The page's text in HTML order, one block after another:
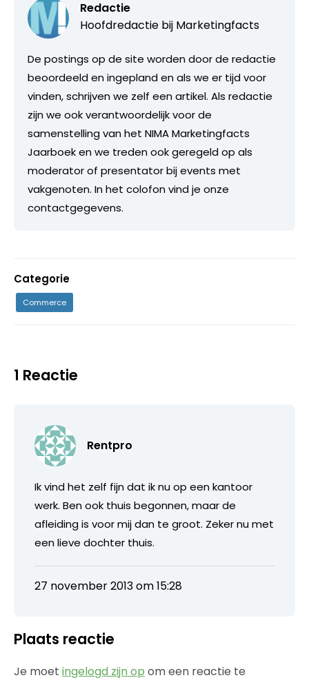
Redactie
Hoofdredactie bij Marketingfacts
De postings op de site worden door de redactie
beoordeeld en ingepland en als we er tijd voor
vinden, schrijven we zelf een artikel. Als redactie
zijn we ook verantwoordelijk voor de
samenstelling van het NIMA Marketingfacts
Jaarboek en we treden ook geregeld op als
moderator of presentator bij events met
vakgenoten. In het colofon vind je onze
contactgegevens.
Categorie
Commerce
1 Reactie
Rentpro
Ik vind het zelf fijn dat ik nu op een kantoor
werk. Ben ook thuis begonnen, maar de
afleiding is voor mij dan te groot. Zeker nu met
een lieve dochter thuis.
27 november 2013 om 15:28
Plaats reactie
Je moet ingelogd zijn op om een reactie te